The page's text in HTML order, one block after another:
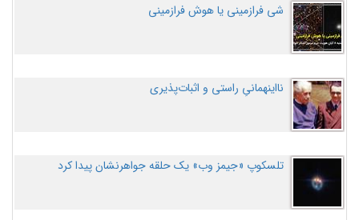
شی فرازمینی یا هوش فرازمینی
نااینهمانیِ راستی و اثبات‌پذیری
تلسکوپ «جیمز وب» یک حلقه جواهرنشان پیدا کرد